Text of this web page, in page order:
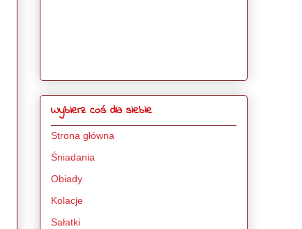
Wybierz coś dla siebie
Strona główna
Śniadania
Obiady
Kolacje
Sałatki